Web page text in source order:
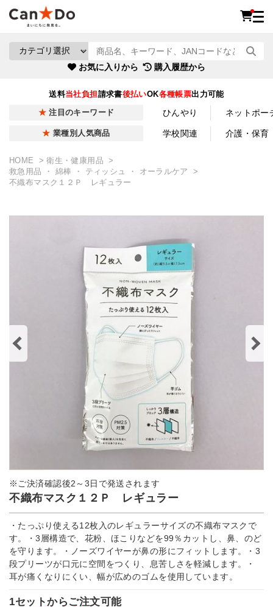
お気に入りから 購入履歴から
送料当社負担請求書後払いOK各種帳票出力可能
注目のキーワード ひんやり ネットポー
業種別人気商品 学校関連 介護・保育
HOME
衛生・健康用品
救急用品 ・ 綿棒 ・ ティッシュ ・ オーラルケア
不織布マスク１２Ｐ レギュラー
※ご決済確認後2～3日で発送されます
不織布マスク１２Ｐ レギュラー
・たっぷり使える12枚入のレギュラーサイズの不織布マスクで
す。・3層構造で、花粉、ほこりなどを99％カットし、鼻、のど
を守ります。・ノーズワイヤーが鼻の形にフィットします。・3
段プリーツが口元に空間をつくり、息苦しさを軽減します。・
耳が痛くなりにくい、幅が広めのゴムを使用しています。
1セットからご注文可能